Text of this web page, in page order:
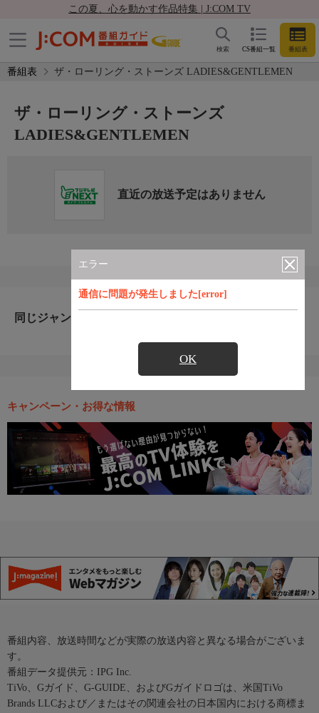
この夏、心を動かす作品特集 | J:COM TV
CS番組一覧 番組表
検索
番組表 ザ・ローリング・ストーンズ LADIES&GENTLEMEN
エラー
通信に問題が発生しました[error]
OK
ザ・ローリング・ストーンズ
LADIES&GENTLEMEN
直近の放送予定はありません
同じジャンルのおすすめ番組
キャンペーン・お得な情報
番組内容、放送時間などが実際の放送内容と異なる場合がございま
す。
番組データ提供元：IPG Inc.
TiVo、Gガイド、G-GUIDE、およびGガイドロゴは、米国TiVo
Brands LLCおよび／またはその関連会社の日本国内における商標ま